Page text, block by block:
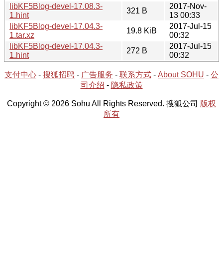
libKF5Blog-devel-17.08.3-
1.hint
321 B
2017-Nov-
13 00:33
libKF5Blog-devel-17.04.3-
1.tar.xz
19.8 KiB
2017-Jul-15
00:32
libKF5Blog-devel-17.04.3-
1.hint
272 B
2017-Jul-15
00:32
支付中心 - 搜狐招聘 - 广告服务 - 联系方式 - About SOHU - 公
司介绍 - 隐私政策
Copyright © 2026 Sohu All Rights Reserved. 搜狐公司 版权
所有